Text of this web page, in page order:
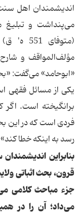
می‌پنداشت‌ و تبلیغ‌
«ابوحامد» می‌گفت:
یکی‌ از مسائل‌ فقهی‌
برانگیخته‌ است.
فردی‌ است‌ که‌ در این‌
رسد به‌ اینکه‌ خطا
بنابراین‌
قرون، بحث‌ اثباتی‌
جزء مباحث‌ کلامی‌
می‌داد؛ آن‌ را در